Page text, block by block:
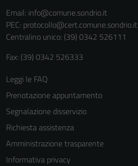
Email: info@comune.sondrio.it
PEC: protocollo@cert.comune.sondrio.it
Centralino unico: (39) 0342 526111
Fax: (39) 0342 526333
Leggi le FAQ
Prenotazione appuntamento
Segnalazione disservizio
Richiesta assistenza
Amministrazione trasparente
Informativa privacy